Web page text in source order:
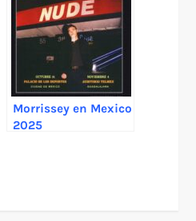
Morrissey en Mexico
2025